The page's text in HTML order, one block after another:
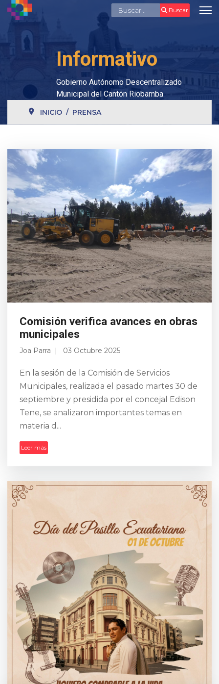
Buscar Buscar
Informativo
Gobierno Autónomo Descentralizado
Municipal del Cantón Riobamba
INICIO PRENSA
Comisión verifica avances en obras
municipales
Joa Parra 03 Octubre 2025
En la sesión de la Comisión de Servicios
Municipales, realizada el pasado martes 30 de
septiembre y presidida por el concejal Edison
Tene, se analizaron importantes temas en
materia d...
Leer más